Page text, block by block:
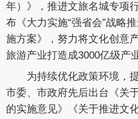
年）》，推进文旅名城专项
布《大力实施“强省会”战略
施方案》，努力将文化创意
旅游产业打造成3000亿级产业
为持续优化政策环境，
市委、市政府先后出台《关
的实施意见》《关于推进文